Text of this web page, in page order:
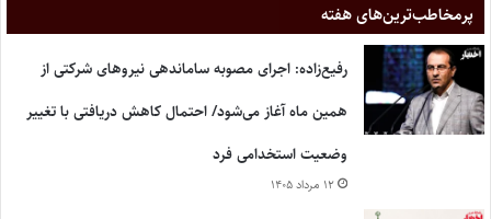
پر‌مخاطب‌ترین‌های هفته
رفیع‌زاده: اجرای مصوبه ساماندهی نیروهای شرکتی از
همین ماه آغاز می‌شود/ احتمال کاهش دریافتی با تغییر
وضعیت استخدامی فرد
۱۲ مرداد ۱۴۰۵